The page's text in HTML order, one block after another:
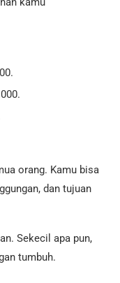
orang. Kamu bisa
dan tujuan
Sekecil apa pun,
tumbuh.